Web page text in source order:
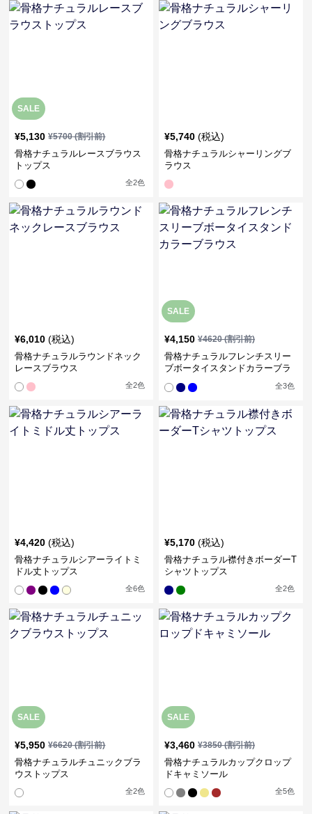
SALE
¥5,130 ¥5700(割引前)
骨格ナチュラルレースブラウス
トップス
全2色
¥5,740 (税込)
骨格ナチュラルシャーリングブ
ラウス
¥6,010 (税込)
骨格ナチュラルラウンドネック
レースブラウス
全2色
SALE
¥4,150 ¥4620(割引前)
骨格ナチュラルフレンチスリー
ブボータイスタンドカラーブラ
全3色
¥4,420 (税込)
骨格ナチュラルシアーライトミ
ドル丈トップス
全6色
¥5,170 (税込)
骨格ナチュラル襟付きボーダーT
シャツトップス
全2色
SALE
¥5,950 ¥6620(割引前)
骨格ナチュラルチュニックブラ
ウストップス
全2色
SALE
¥3,460 ¥3850(割引前)
骨格ナチュラルカップクロップ
ドキャミソール
全5色